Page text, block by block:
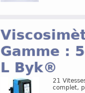
Gamme :
L Byk®
21
complet,